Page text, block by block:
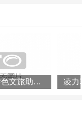
庄的进路》一书
制到现代法治的
乡村社会发展进
传统社会乡村治
胡勇:以特色文旅助力乡村振兴